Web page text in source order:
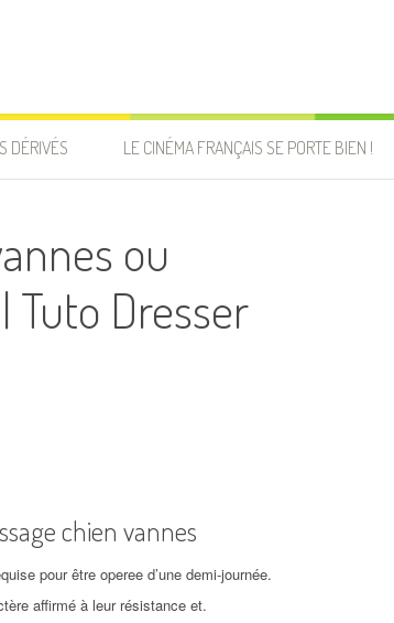
DÉRIVÉS LE CINÉMA FRANÇAIS SE PORTE BIEN !
ou
Tuto Dresser
chien vannes
pour être operee d’une demi-journée.
affirmé à leur résistance et.